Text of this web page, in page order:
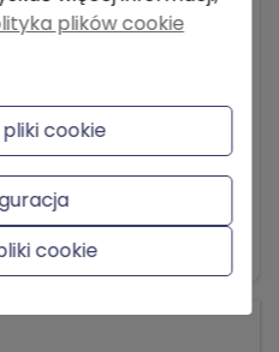
i najbardziej
m2 dającej poczucie
miasta wynosi 800
plaży, La Marineta,
w okolicy Las Rotas i 2
do codziennych usług,
plików cookie
cookie
cookie